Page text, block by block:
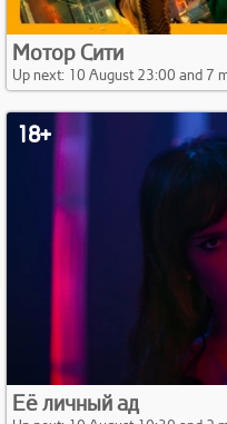
Мотор Сити
Up next: 10 August 23:00 and 7
18+
Её личный ад